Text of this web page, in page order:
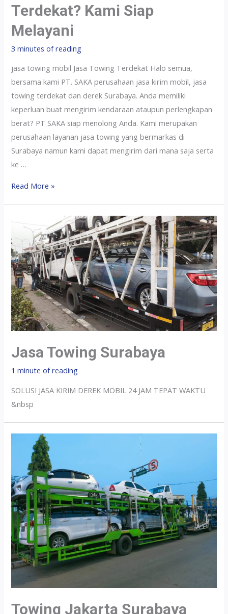
Terdekat? Kami Siap
Melayani
3 minutes of reading
jasa towing mobil Jasa Towing Terdekat Halo semua,
bersama kami PT. SAKA perusahaan jasa kirim mobil, jasa
towing terdekat dan derek Surabaya. Anda memiliki
keperluan buat mengirim kendaraan ataupun perlengkapan
berat? PT SAKA siap menolong Anda. Kami merupakan
perusahaan layanan jasa towing yang bermarkas di
Surabaya namun kami dapat mengirim dari mana saja serta
ke …
Read More »
Jasa Towing Surabaya
1 minute of reading
SOLUSI JASA KIRIM DEREK MOBIL 24 JAM TEPAT WAKTU
&nbsp
Towing Jakarta Surabaya